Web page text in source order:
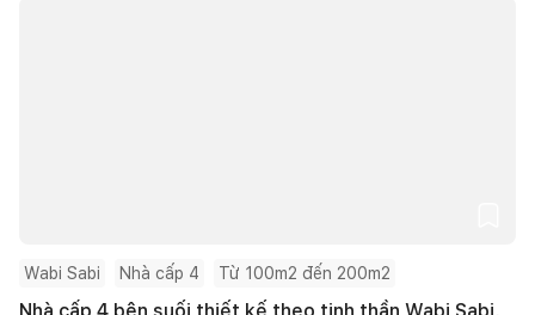
Wabi Sabi Nhà cấp 4 Từ 100m2 đến 200m2